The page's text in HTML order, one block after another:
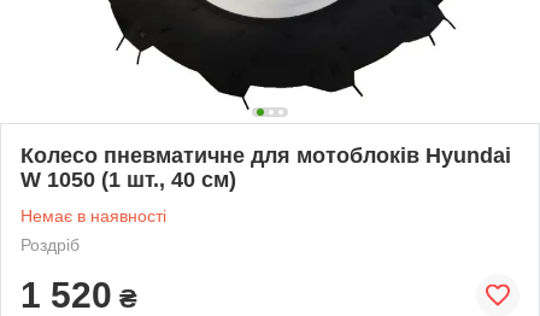
Колесо пневматичне для мотоблоків Hyundai
W 1050 (1 шт., 40 см)
Немає в наявності
Роздріб
1 520 ₴